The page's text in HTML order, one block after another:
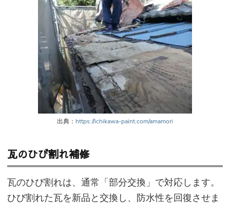
出典： https://ichikawa-paint.com/amamori
瓦のひび割れ補修
瓦のひび割れは、通常「部分交換」で対応します。
ひび割れた瓦を新品と交換し、防水性を回復させま